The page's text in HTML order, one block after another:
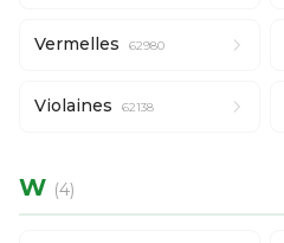
Vermelles 62980
Violaines 62138
W (4)